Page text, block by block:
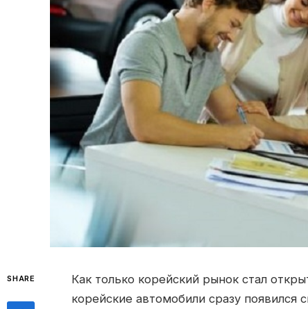
SHARE
Как только корейский рынок стал
корейские автомобили сразу появился